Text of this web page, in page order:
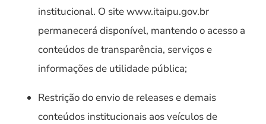
institucional. O site www.itaipu.gov.br
permanecerá disponível, mantendo o acesso a
conteúdos de transparência, serviços e
informações de utilidade pública;
Restrição do envio de releases e demais
conteúdos institucionais aos veículos de